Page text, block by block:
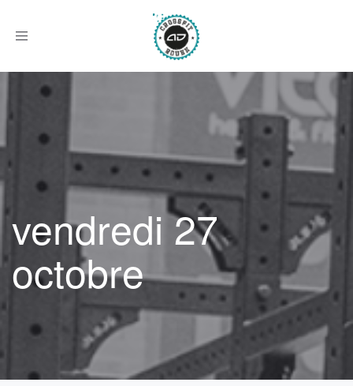
Afficher
vendredi 27
octobre